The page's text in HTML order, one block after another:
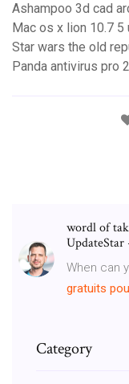
Ashampoo 3d cad
Mac os x lion 10.7 5
Star wars the old
Panda antivirus pro
wordl of
UpdateStar
When can
gratuits
Category